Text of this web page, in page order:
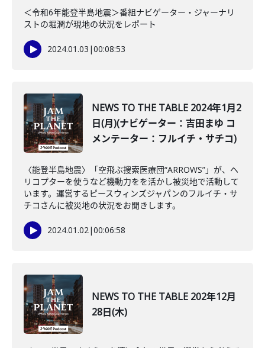
＜令和6年能登半島地震＞番組ナビゲーター・ジャーナリ
ストの堀潤が現地の状況をレポート
2024.01.03 |00:08:53
NEWS TO THE TABLE 2024年1月2
日(月)(ナビゲーター：吉田まゆ コ
メンテーター：フルイチ・サチコ)
〈能登半島地震〉「空飛ぶ搜索医療団“ARROWS”」が、ヘ
リコプターを使うなど機動力をを活かし被災地で活動して
います。運営するピースウィンズジャパンのフルイチ・サ
チコさんに被災地の状況をお聞きします。
2024.01.02|00:06:58
NEWS TO THE TABLE 202年12月
28日(木)